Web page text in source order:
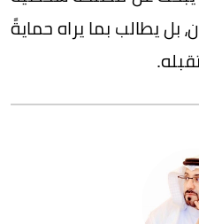
بل يطالب بما يراه حمايةً